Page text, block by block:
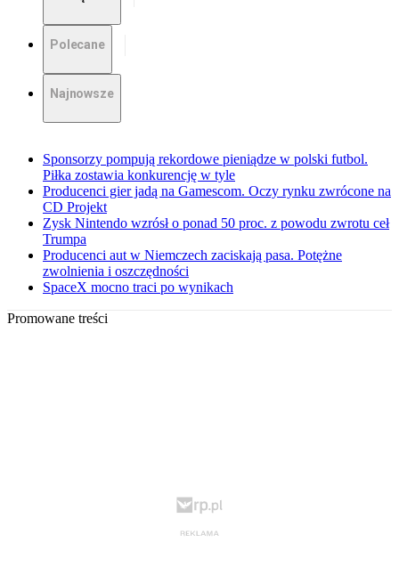
Polecane
Najnowsze
Sponsorzy pompują rekordowe pieniądze w polski futbol.
Piłka zostawia konkurencję w tyle
Producenci gier jadą na Gamescom. Oczy rynku zwrócone na
CD Projekt
Zysk Nintendo wzrósł o ponad 50 proc. z powodu zwrotu ceł
Trumpa
Producenci aut w Niemczech zaciskają pasa. Potężne
zwolnienia i oszczędności
SpaceX mocno traci po wynikach
Promowane treści